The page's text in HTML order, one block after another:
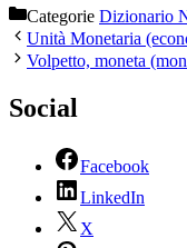
Categorie Dizionario
Unità Monetaria
Volpetto, moneta
Social
Facebook
LinkedIn
X